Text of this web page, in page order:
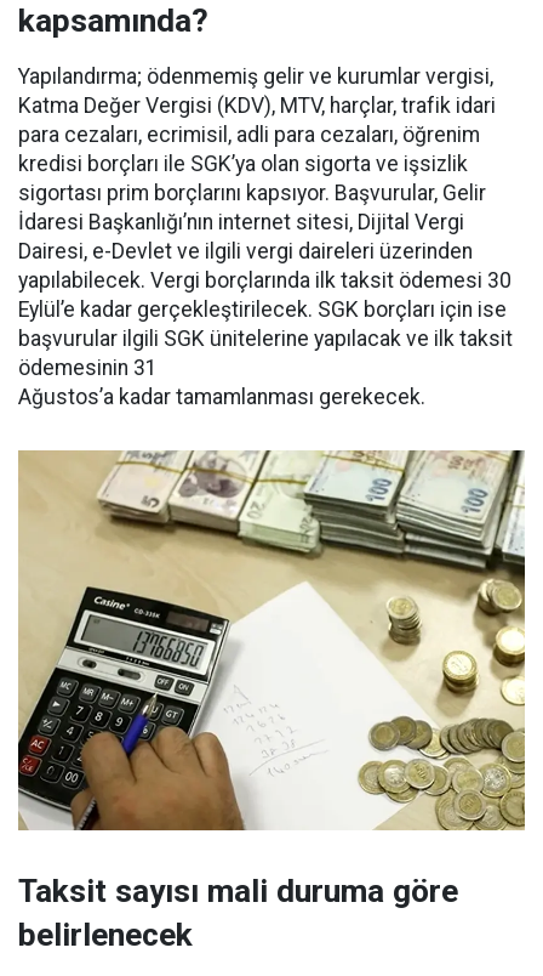
kapsamında?
Yapılandırma; ödenmemiş gelir ve kurumlar vergisi,
Katma Değer Vergisi (KDV), MTV, harçlar, trafik idari
para cezaları, ecrimisil, adli para cezaları, öğrenim
kredisi borçları ile SGK’ya olan sigorta ve işsizlik
sigortası prim borçlarını kapsıyor. Başvurular, Gelir
İdaresi Başkanlığı’nın internet sitesi, Dijital Vergi
Dairesi, e-Devlet ve ilgili vergi daireleri üzerinden
yapılabilecek. Vergi borçlarında ilk taksit ödemesi 30
Eylül’e kadar gerçekleştirilecek. SGK borçları için ise
başvurular ilgili SGK ünitelerine yapılacak ve ilk taksit
ödemesinin 31
Ağustos’a kadar tamamlanması gerekecek.
Taksit sayısı mali duruma göre
belirlenecek